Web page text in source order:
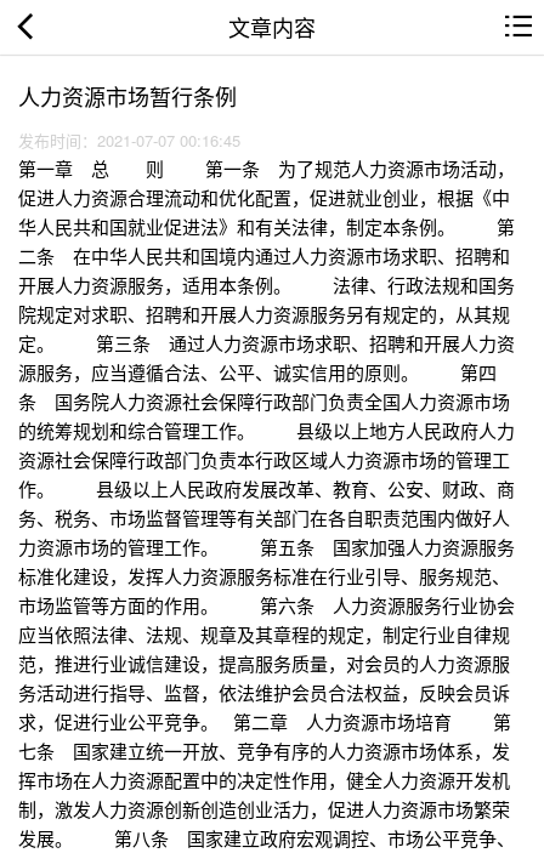
文章内容
人力资源市场暂行条例
发布时间：2021-07-07 00:16:45
第一章 总 则 第一条 为了规范人力资源市场活动，
促进人力资源合理流动和优化配置，促进就业创业，根据《中
华人民共和国就业促进法》和有关法律，制定本条例。 第
二条 在中华人民共和国境内通过人力资源市场求职、招聘和
开展人力资源服务，适用本条例。 法律、行政法规和国务
院规定对求职、招聘和开展人力资源服务另有规定的，从其规
定。 第三条 通过人力资源市场求职、招聘和开展人力资
源服务，应当遵循合法、公平、诚实信用的原则。 第四
条 国务院人力资源社会保障行政部门负责全国人力资源市场
的统筹规划和综合管理工作。 县级以上地方人民政府人力
资源社会保障行政部门负责本行政区域人力资源市场的管理工
作。 县级以上人民政府发展改革、教育、公安、财政、商
务、税务、市场监督管理等有关部门在各自职责范围内做好人
力资源市场的管理工作。 第五条 国家加强人力资源服务
标准化建设，发挥人力资源服务标准在行业引导、服务规范、
市场监管等方面的作用。 第六条 人力资源服务行业协会
应当依照法律、法规、规章及其章程的规定，制定行业自律规
范，推进行业诚信建设，提高服务质量，对会员的人力资源服
务活动进行指导、监督，依法维护会员合法权益，反映会员诉
求，促进行业公平竞争。 第二章 人力资源市场培育 第
七条 国家建立统一开放、竞争有序的人力资源市场体系，发
挥市场在人力资源配置中的决定性作用，健全人力资源开发机
制，激发人力资源创新创造创业活力，促进人力资源市场繁荣
发展。 第八条 国家建立政府宏观调控、市场公平竞争、